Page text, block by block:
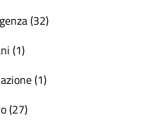
(32)
(1)
(1)
(27)